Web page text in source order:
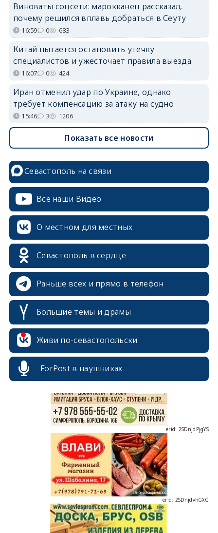
Виноваты соцсети: марокканец рассказал,
почему решился вплавь добраться в Сеуту
16:59 0 683
Китай пытается остановить утечку
специалистов и ужесточает правила выезда
16:07 0 424
Иран отменил удар по Украине, однако
требует компенсацию за атаку на судно
15:46 3 1206
Показать все новости
Севастополь на связи
Все наши Видео
О местном для местных
Севастополь в сердце
Раньше всех и прямо в телефон
Большие темы и драмы
Живи по-севастопольски
ForPost в наушниках
erid: 2SDnjcrDNw6
erid: 2SDnjdvhGXG